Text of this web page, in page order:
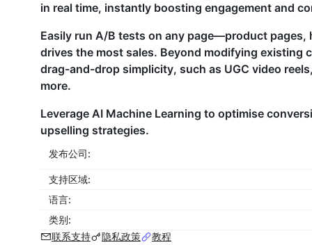
in real time, instantly boosting engagement and
Easily run A/B tests on any page—product
drives the most sales. Beyond modifying existing
drag-and-drop simplicity, such as UGC video
more.
Leverage AI Machine Learning to optimise
upselling strategies.
发布公司:
支持区域:
语言:
类别:
联系支持
隐私政策 教程